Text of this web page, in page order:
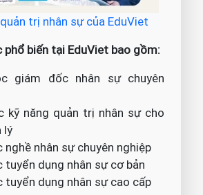
trị nhân sự của EduViet
phổ biến tại EduViet bao gồm:
giám đốc nhân sự chuyên
kỹ năng quản trị nhân sự cho
lý
nghề nhân sự chuyên nghiệp
tuyển dụng nhân sự cơ bản
tuyển dụng nhân sự cao cấp